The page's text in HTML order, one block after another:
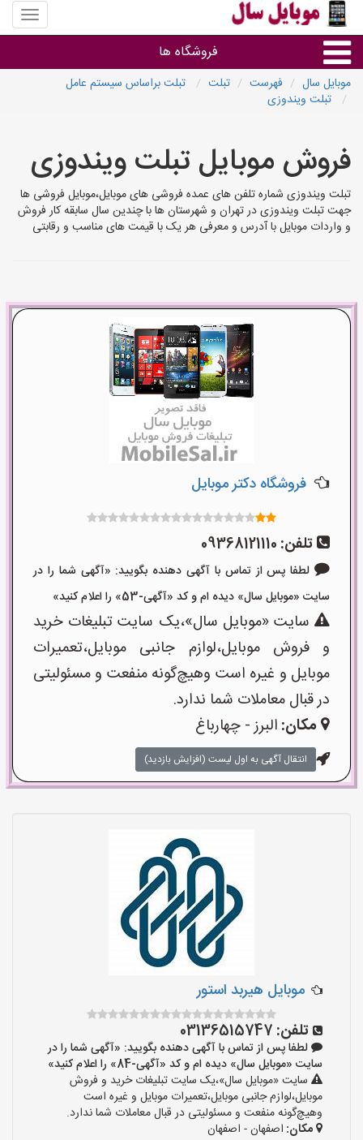
منوی
سایت
سال
فروشگاه ها
سایر گروه ها
فروشگاه های موبایل
موبایل سال فهرست تبلت
تبلت براساس سیستم عامل
تبلت ویندوزی
فروش موبایل تبلت ویندوزی
تبلت ویندوزی شماره تلفن های عمده فروشی های موبایل،موبایل فروشی ها
جهت تبلت ویندوزی در تهران و شهرستان ها با چندین سال سابقه کار فروش
و واردات موبایل با آدرس و معرفی هر یک با قیمت های مناسب و رقابتی
فروشگاه دکتر موبایل
تلفن: 09368121110
لطفا پس از تماس با آگهی دهنده بگویید: «آگهی شما را در
سایت «موبایل سال» دیده ام و کد «آگهی-53» را اعلام کنید»
سایت «موبایل سال»،یک سایت تبلیغات خرید
و فروش موبایل،لوازم جانبی موبایل،تعمیرات
موبایل و غیره است وهیچ‌گونه منفعت و مسئولیتی
در قبال معاملات شما ندارد.
مکان: البرز - چهارباغ
انتقال آگهی به اول لیست (افزایش بازدید)
موبایل هیربد استور
تلفن: 03136515747
لطفا پس از تماس با آگهی دهنده بگویید: «آگهی شما را در
سایت «موبایل سال» دیده ام و کد «آگهی-84» را اعلام کنید»
سایت «موبایل سال»،یک سایت تبلیغات خرید و فروش
موبایل،لوازم جانبی موبایل،تعمیرات موبایل و غیره است
وهیچ‌گونه منفعت و مسئولیتی در قبال معاملات شما ندارد.
مکان: اصفهان - اصفهان